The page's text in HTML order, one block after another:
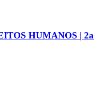
HUMANOS | 2a